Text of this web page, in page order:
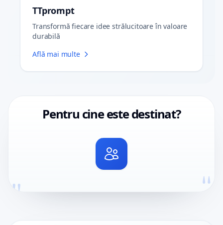
Pentru cine este destinat?
" "
TTprompt
Transformă fiecare idee strălucitoare în valoare
durabilă
Află mai multe